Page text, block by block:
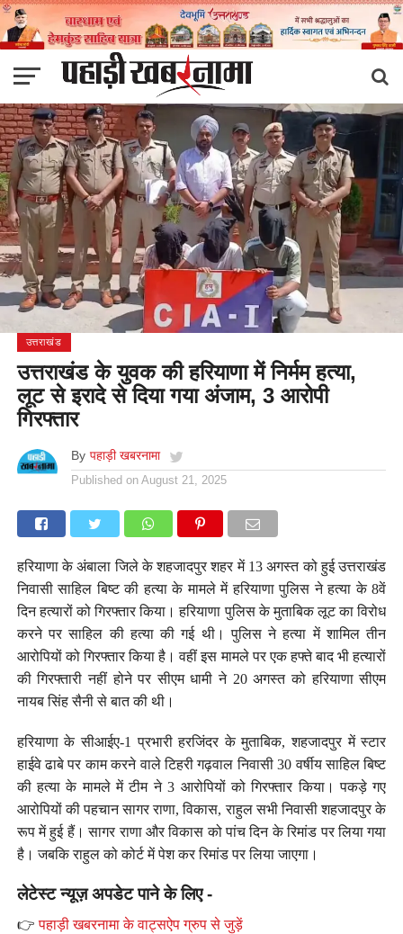
उत्तराखंड
उत्तराखंड के युवक की हरियाणा में निर्मम हत्या,
लूट से इरादे से दिया गया अंजाम, 3 आरोपी
गिरफ्तार
By पहाड़ी खबरनामा
Published on August 21, 2025
हरियाणा के अंबाला जिले के शहजादपुर शहर में 13 अगस्त को हुई उत्तराखंड
निवासी साहिल बिष्ट की हत्या के मामले में हरियाणा पुलिस ने हत्या के 8वें
दिन हत्यारों को गिरफ्तार किया। हरियाणा पुलिस के मुताबिक लूट का विरोध
करने पर साहिल की हत्या की गई थी। पुलिस ने हत्या में शामिल तीन
आरोपियों को गिरफ्तार किया है। वहीं इस मामले पर एक हफ्ते बाद भी हत्यारों
की गिरफ्तारी नहीं होने पर सीएम धामी ने 20 अगस्त को हरियाणा सीएम
नायब सिंह सैनी से बात की थी।
हरियाणा के सीआईए-1 प्रभारी हरजिंदर के मुताबिक, शहजादपुर में स्टार
हाईवे ढाबे पर काम करने वाले टिहरी गढ़वाल निवासी 30 वर्षीय साहिल बिष्ट
की हत्या के मामले में टीम ने 3 आरोपियों को गिरफ्तार किया। पकड़े गए
आरोपियों की पहचान सागर राणा, विकास, राहुल सभी निवासी शहजादपुर के
रूप में हुई हैं। सागर राणा और विकास को पांच दिन के रिमांड पर लिया गया
है। जबकि राहुल को कोर्ट में पेश कर रिमांड पर लिया जाएगा।
लेटेस्ट न्यूज़ अपडेट पाने के लिए -
👉पहाड़ी खबरनामा के वाट्सऐप ग्रुप से जुड़ें